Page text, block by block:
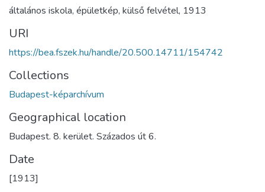
általános iskola, épületkép, külső felvétel, 1913
URI
https://bea.fszek.hu/handle/20.500.14711/154742
Collections
Budapest-képarchívum
Geographical location
Budapest. 8. kerület. Százados út 6.
Date
[1913]